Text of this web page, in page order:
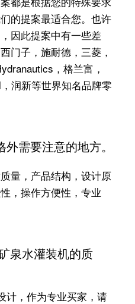
的提案最适合您。也许
因此提案中有一些差
门子，施耐德，三菱，
，格兰富，
润新等世界知名品牌零
需要注意的地方。
量，产品结构，设计原
，操作方便性，专业
泉水灌装机的质
，作为专业买家，请